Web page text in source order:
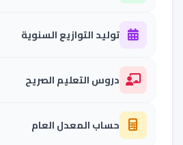
توليد التوازيع السنوية
دروس التعليم الصريح
حساب المعدل العام